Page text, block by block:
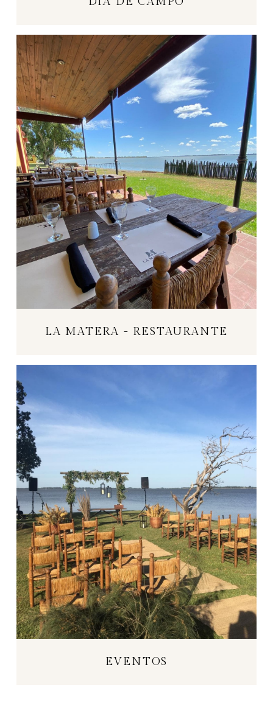
LA MATERA - RESTAURANTE
EVENTOS